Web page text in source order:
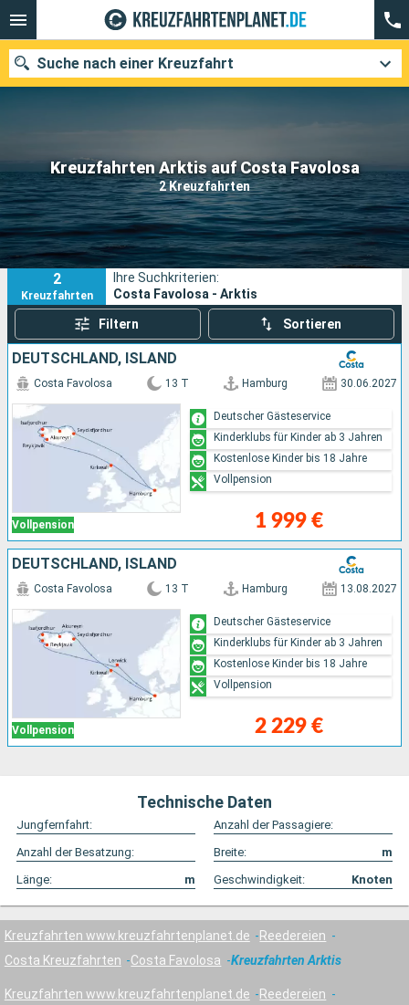
Kreuzfahrten Arktis auf Costa Favolosa
2 Kreuzfahrten
Suche nach einer Kreuzfahrt
Unsere Ziele
Abfahrtsmonat
Häfen Reedereien
Suchen
2
Kreuzfahrten
Ihre Suchkriterien:
Costa Favolosa - Arktis
Filtern Sortieren
DEUTSCHLAND, ISLAND
Vollpension
Costa Favolosa 13 T Hamburg 30.06.2027
1 999 €
Deutscher Gästeservice
Kinderklubs für Kinder ab 3 Jahren
Kostenlose Kinder bis 18 Jahre
Vollpension
DEUTSCHLAND, ISLAND
Vollpension
Costa Favolosa 13 T Hamburg 13.08.2027
2 229 €
Deutscher Gästeservice
Kinderklubs für Kinder ab 3 Jahren
Kostenlose Kinder bis 18 Jahre
Vollpension
Technische Daten
Jungfernfahrt:
Anzahl der Passagiere:
Anzahl der Besatzung:
Breite:
m
Länge:
m Geschwindigkeit: Knoten
Kreuzfahrten www.kreuzfahrtenplanet.de
Reedereien
Costa Kreuzfahrten
Costa Favolosa Kreuzfahrten Arktis
Kreuzfahrten www.kreuzfahrtenplanet.de
Reedereien